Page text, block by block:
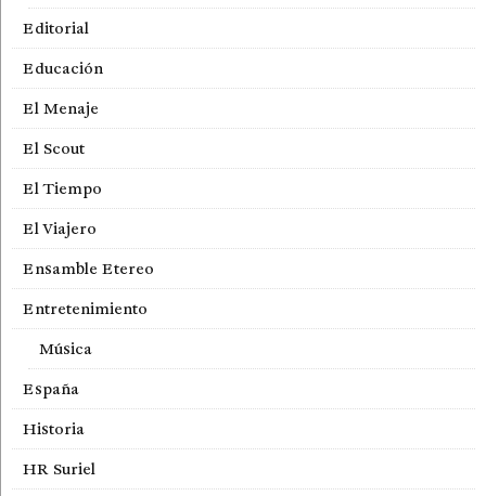
Editorial
Educación
El Menaje
El Scout
El Tiempo
El Viajero
Ensamble Etereo
Entretenimiento
Música
España
Historia
HR Suriel